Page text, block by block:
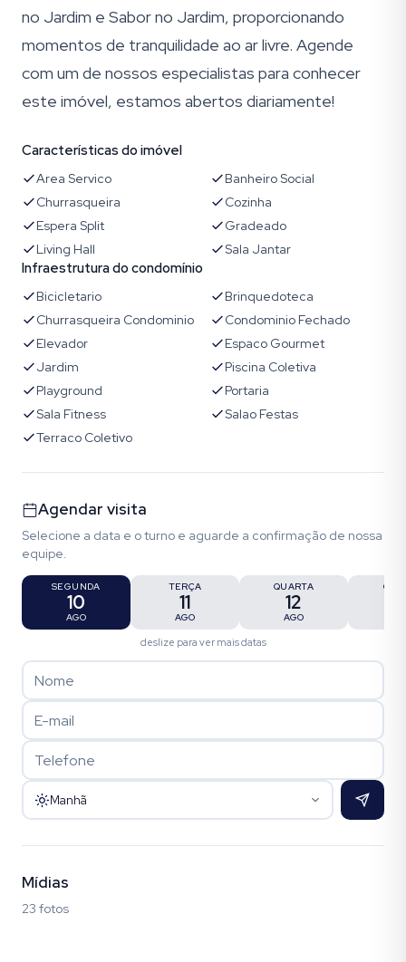
no Jardim e Sabor no Jardim, proporcionando
momentos de tranquilidade ao ar livre. Agende
com um de nossos especialistas para conhecer
este imóvel, estamos abertos diariamente!
Características do imóvel
Area Servico
Banheiro Social
Churrasqueira
Cozinha
Espera Split
Gradeado
Living Hall
Sala Jantar
Infraestrutura do condomínio
Bicicletario
Brinquedoteca
Churrasqueira Condominio
Condominio Fechado
Elevador
Espaco Gourmet
Jardim
Piscina Coletiva
Playground
Portaria
Sala Fitness
Salao Festas
Terraco Coletivo
Agendar visita
Selecione a data e o turno e aguarde a confirmação de nossa
equipe.
SEGUNDA
10
AGO
TERÇA
11
AGO
QUARTA
12
AGO
deslize para ver mais datas
Manhã
Mídias
23 fotos